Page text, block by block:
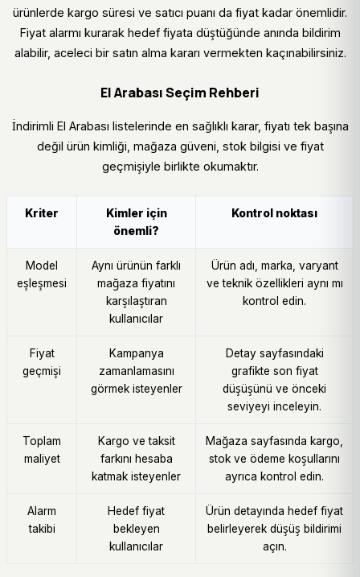
ürünlerde kargo süresi ve satıcı puanı da fiyat kadar önemlidir.
Fiyat alarmı kurarak hedef fiyata düştüğünde anında bildirim
alabilir, aceleci bir satın alma kararı vermekten kaçınabilirsiniz.
El Arabası Seçim Rehberi
İndirimli El Arabası listelerinde en sağlıklı karar, fiyatı tek başına
değil ürün kimliği, mağaza güveni, stok bilgisi ve fiyat
geçmişiyle birlikte okumaktır.
Kriter
Kimler için
önemli?
Kontrol noktası
Model
eşleşmesi
Aynı ürünün farklı
mağaza fiyatını
karşılaştıran
kullanıcılar
Ürün adı, marka, varyant
ve teknik özellikleri aynı mı
kontrol edin.
Fiyat
geçmişi
Kampanya
zamanlamasını
görmek isteyenler
Detay sayfasındaki
grafikte son fiyat
düşüşünü ve önceki
seviyeyi inceleyin.
Toplam
maliyet
Kargo ve taksit
farkını hesaba
katmak isteyenler
Mağaza sayfasında kargo,
stok ve ödeme koşullarını
ayrıca kontrol edin.
Alarm
takibi
Hedef fiyat
bekleyen
kullanıcılar
Ürün detayında hedef fiyat
belirleyerek düşüş bildirimi
açın.